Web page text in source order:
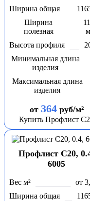
Ширина общая
Ширина
полезная
Высота профиля
Минимальная длина
изделия
Максимальная длина
изделия
от 364руб/м²
Купить Профлист
Профлист С20,
6005
Вес м²
от
Ширина общая